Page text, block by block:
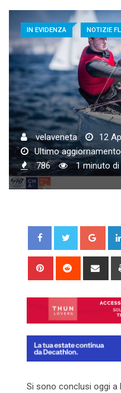
IN EVIDENZA NOTIZIE
velaveneta
12
Ultimo
786
1 minuto di
Pinterest Reddit
Si sono conclusi oggi a